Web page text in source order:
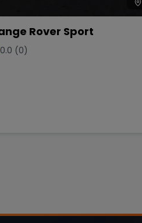
Rover Sport
0.0 (0)